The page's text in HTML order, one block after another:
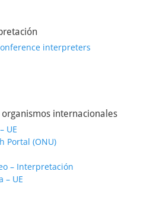
interpreters
internacionales
UE
Portal (ONU)
– Interpretación
– UE